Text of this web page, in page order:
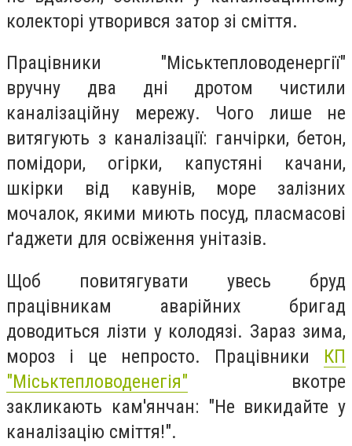
колекторі утворився затор зі сміття.
Працівники "Міськтепловоденергії"
вручну два дні дротом чистили
каналізаційну мережу. Чого лише не
витягують з каналізації: ганчірки, бетон,
помідори, огірки, капустяні качани,
шкірки від кавунів, море залізних
мочалок, якими миють посуд, пласмасові
ґаджети для освіження унітазів.
Щоб повитягувати увесь бруд
працівникам аварійних бригад
доводиться лізти у колодязі. Зараз зима,
мороз і це непросто. Працівники КП
"Міськтепловоденегія" вкотре
закликають кам'янчан: "Не викидайте у
каналізацію сміття!".